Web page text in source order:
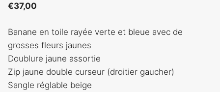
€37,00
Banane en toile rayée verte et bleue avec de
grosses fleurs jaunes
Doublure jaune assortie
Zip jaune double curseur (droitier gaucher)
Sangle réglable beige